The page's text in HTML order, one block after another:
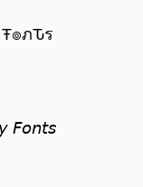
เ ɭ๏שє Ŧгєคкץ Ŧ๏ภԎร
𝘍𝘰𝘯𝘵𝘴